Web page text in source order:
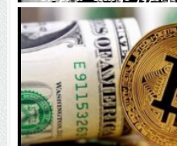
دست بدهد، همه‌چیز تغییر